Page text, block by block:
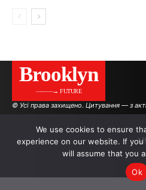
Brooklyn
———→ FUTURE
© Усі права захищено. Цитування — з
We use cookies to ensure
experience on our website. If
will assume that you
Ok